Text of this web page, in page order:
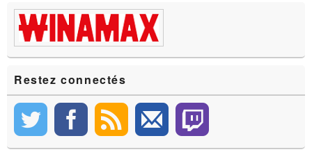
Restez connectés